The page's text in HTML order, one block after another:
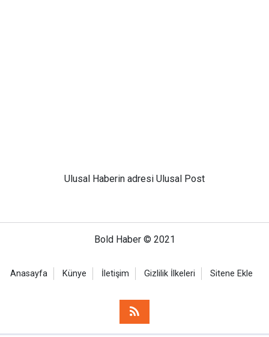
Ulusal Haberin adresi Ulusal Post
Bold Haber © 2021
Anasayfa Künye İletişim Gizlilik İlkeleri Sitene Ekle